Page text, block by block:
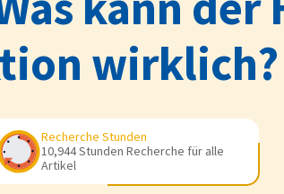
wirklich?
Recherche Stunden
10,944 Stunden Recherche für alle
Artikel